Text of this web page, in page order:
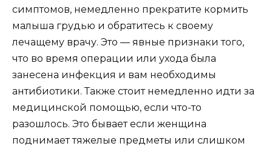
симптомов, немедленно прекратите кормить
малыша грудью и обратитесь к своему
лечащему врачу. Это — явные признаки того,
что во время операции или ухода была
занесена инфекция и вам необходимы
антибиотики. Также стоит немедленно идти за
медицинской помощью, если что-то
разошлось. Это бывает если женщина
поднимает тяжелые предметы или слишком